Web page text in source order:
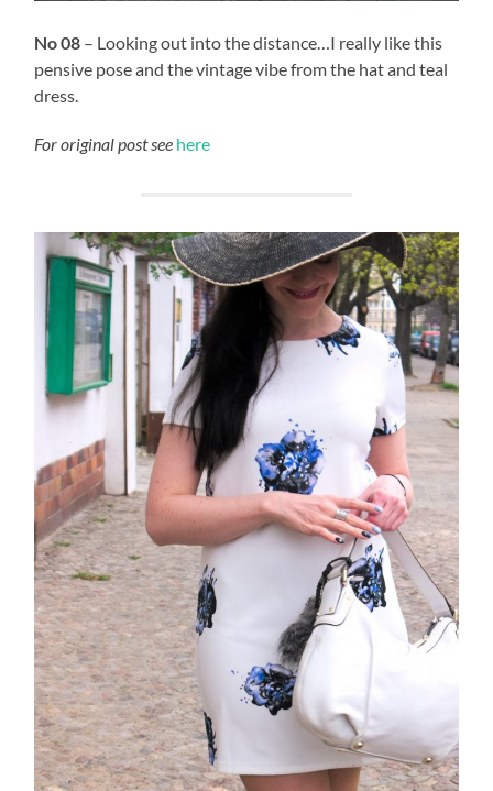
No 08 – Looking out into the distance…I really like this
pensive pose and the vintage vibe from the hat and teal
dress.
For original post see here